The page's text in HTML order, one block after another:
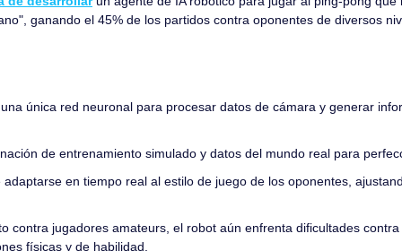
ganando el 45% de los partidos contra oponentes de diversos
única red neuronal para procesar datos de cámara y generar
de entrenamiento simulado y datos del mundo real para
adaptarse en tiempo real al estilo de juego de los oponentes,
contra jugadores amateurs, el robot aún enfrenta dificultades
físicas y de habilidad.